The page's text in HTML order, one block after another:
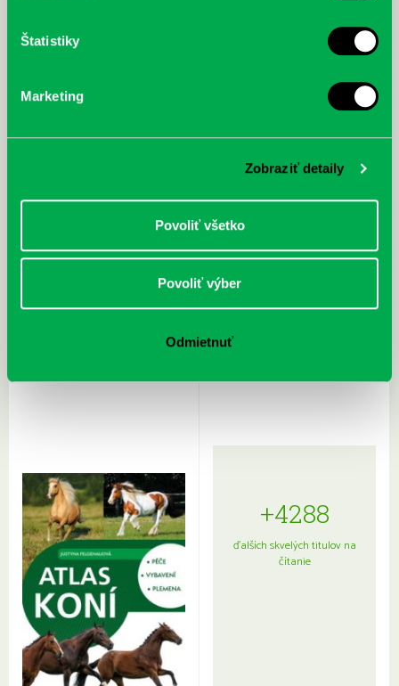
Štatistiky
Marketing
Zobraziť detaily
Povoliť všetko
Povoliť výber
Odmietnuť
Rudź, Przemyslaw: Atlas hviezd:
Hardy, Paula: Japonsko na tanieri:
+4288
ďalších skvelých titulov na
čítanie